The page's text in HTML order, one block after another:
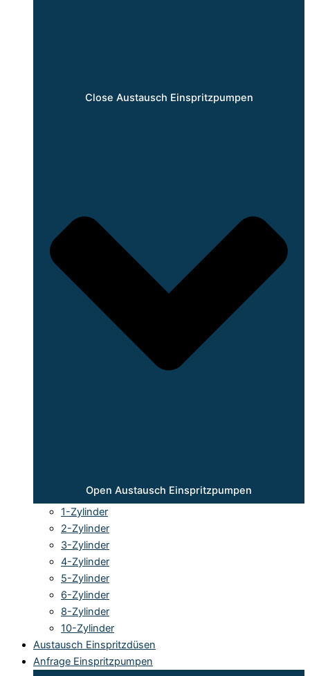
Close Austausch Einspritzpumpen
Open Austausch Einspritzpumpen
1-Zylinder
2-Zylinder
3-Zylinder
4-Zylinder
5-Zylinder
6-Zylinder
8-Zylinder
10-Zylinder
Austausch Einspritzdüsen
Anfrage Einspritzpumpen